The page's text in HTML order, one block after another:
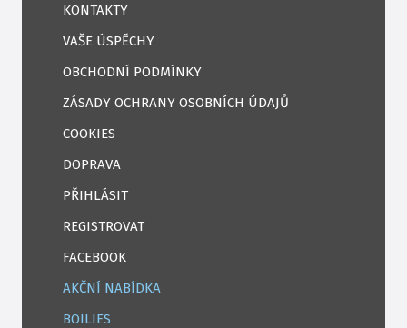
KONTAKTY
VAŠE ÚSPĚCHY
OBCHODNÍ PODMÍNKY
ZÁSADY OCHRANY OSOBNÍCH ÚDAJŮ
COOKIES
DOPRAVA
PŘIHLÁSIT
REGISTROVAT
FACEBOOK
AKČNÍ NABÍDKA
BOILIES